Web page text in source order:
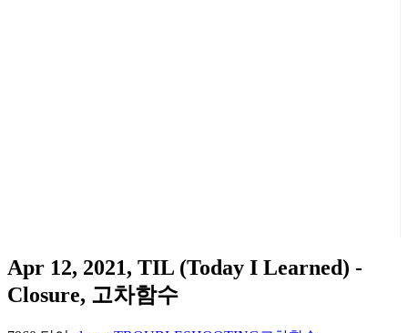
Apr 12, 2021, TIL (Today I Learned) -
Closure, 고차함수